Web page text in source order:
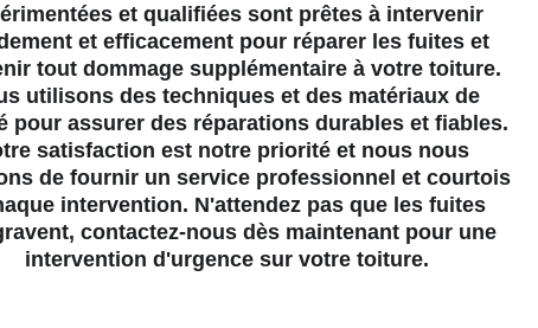
et qualifiées sont prêtes à intervenir
et efficacement pour réparer les fuites et
tout dommage supplémentaire à votre toiture.
utilisons des techniques et des matériaux de
pour assurer des réparations durables et fiables.
satisfaction est notre priorité et nous nous
de fournir un service professionnel et courtois
intervention. N'attendez pas que les fuites
contactez-nous dès maintenant pour une
intervention d'urgence sur votre toiture.